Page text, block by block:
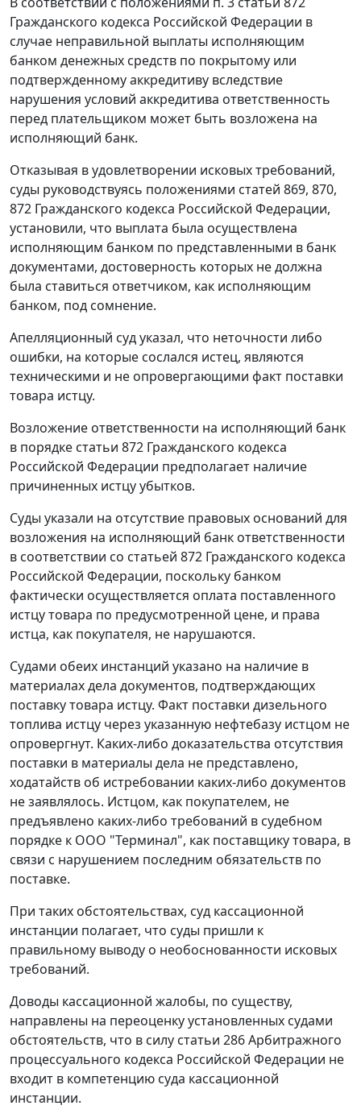
Гражданского кодекса Российской Федерации в
случае неправильной выплаты исполняющим
банком денежных средств по покрытому или
подтвержденному аккредитиву вследствие
нарушения условий аккредитива ответственность
перед плательщиком может быть возложена на
исполняющий банк.
Отказывая в удовлетворении исковых требований,
суды руководствуясь положениями статей 869, 870,
872 Гражданского кодекса Российской Федерации,
установили, что выплата была осуществлена
исполняющим банком по представленными в банк
документами, достоверность которых не должна
была ставиться ответчиком, как исполняющим
банком, под сомнение.
Апелляционный суд указал, что неточности либо
ошибки, на которые сослался истец, являются
техническими и не опровергающими факт поставки
товара истцу.
Возложение ответственности на исполняющий банк
в порядке статьи 872 Гражданского кодекса
Российской Федерации предполагает наличие
причиненных истцу убытков.
Суды указали на отсутствие правовых оснований для
возложения на исполняющий банк ответственности
в соответствии со статьей 872 Гражданского кодекса
Российской Федерации, поскольку банком
фактически осуществляется оплата поставленного
истцу товара по предусмотренной цене, и права
истца, как покупателя, не нарушаются.
Судами обеих инстанций указано на наличие в
материалах дела документов, подтверждающих
поставку товара истцу. Факт поставки дизельного
топлива истцу через указанную нефтебазу истцом не
опровергнут. Каких-либо доказательства отсутствия
поставки в материалы дела не представлено,
ходатайств об истребовании каких-либо документов
не заявлялось. Истцом, как покупателем, не
предъявлено каких-либо требований в судебном
порядке к ООО "Терминал", как поставщику товара, в
связи с нарушением последним обязательств по
поставке.
При таких обстоятельствах, суд кассационной
инстанции полагает, что суды пришли к
правильному выводу о необоснованности исковых
требований.
Доводы кассационной жалобы, по существу,
направлены на переоценку установленных судами
обстоятельств, что в силу статьи 286Арбитражного
процессуального кодекса Российской Федерации не
входит в компетенцию суда кассационной
инстанции.